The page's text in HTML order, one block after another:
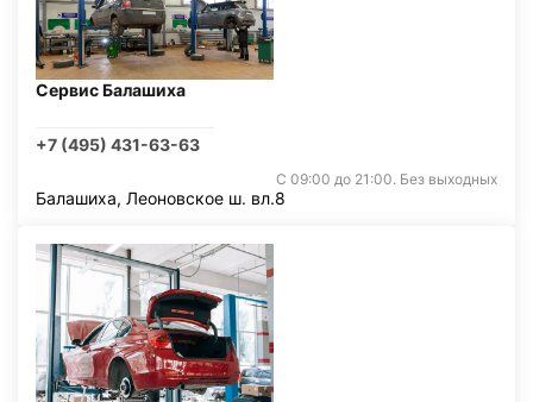
Сервис Балашиха
+7 (495) 431-63-63
С 09:00 до 21:00. Без выходных
Балашиха, Леоновское ш. вл.8